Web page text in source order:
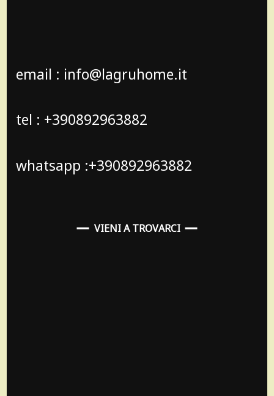
email : info@lagruhome.it
tel : +390892963882
whatsapp :+390892963882
VIENI A TROVARCI